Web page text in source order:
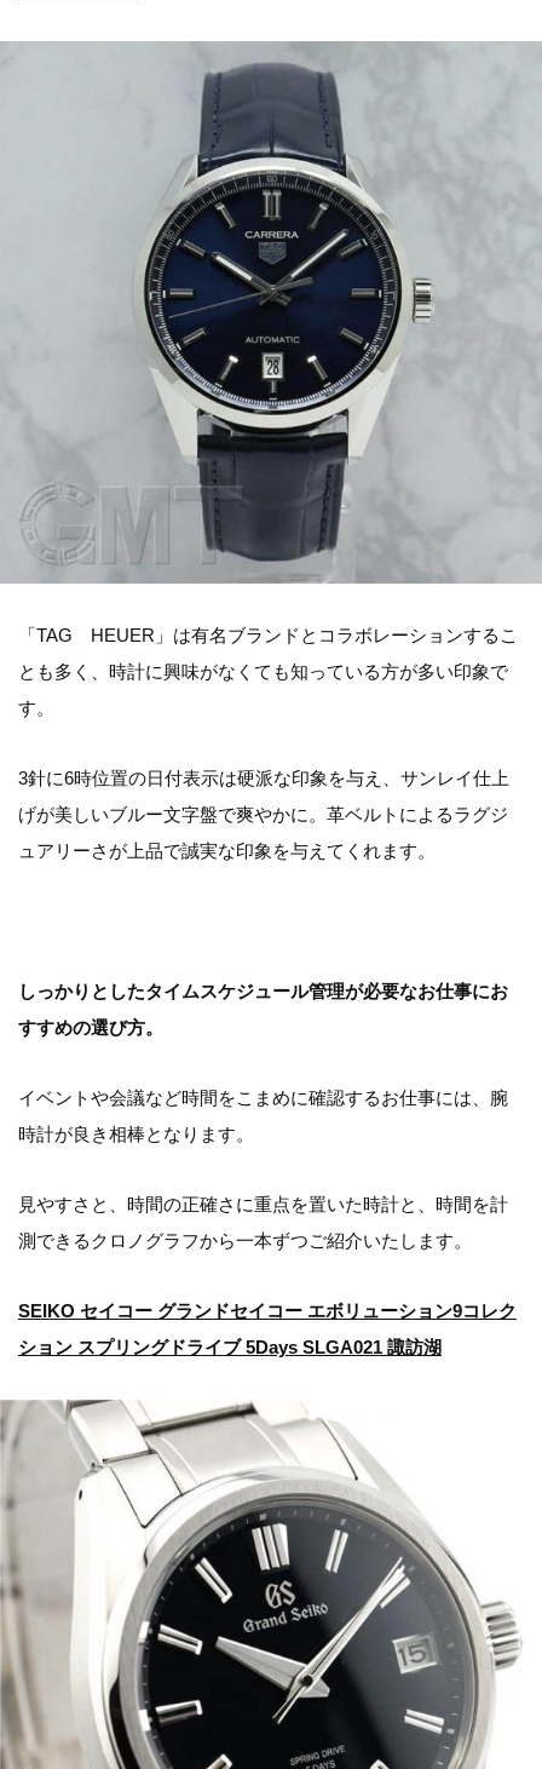
「TAG HEUER」は有名ブランドとコラボレーションするこ
とも多く、時計に興味がなくても知っている方が多い印象で
す。
3針に6時位置の日付表示は硬派な印象を与え、サンレイ仕上
げが美しいブルー文字盤で爽やかに。革ベルトによるラグジ
ュアリーさが上品で誠実な印象を与えてくれます。
しっかりとしたタイムスケジュール管理が必要なお仕事にお
すすめの選び方。
イベントや会議など時間をこまめに確認するお仕事には、腕
時計が良き相棒となります。
見やすさと、時間の正確さに重点を置いた時計と、時間を計
測できるクロノグラフから一本ずつご紹介いたします。
SEIKO セイコー グランドセイコー エボリューション9コレク
ション スプリングドライブ 5Days SLGA021 諏訪湖